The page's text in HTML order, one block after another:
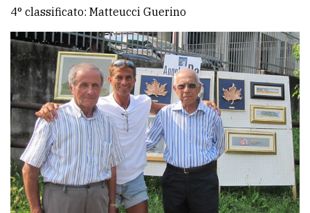
Cookie
policy
4° classificato: Matteucci Guerino